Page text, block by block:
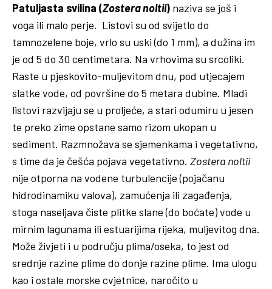
Patuljasta svilina (Zostera noltii) naziva se još i
voga ili malo perje. Listovi su od svijetlo do
tamnozelene boje, vrlo su uski (do 1 mm), a dužina im
je od 5 do 30 centimetara. Na vrhovima su srcoliki.
Raste u pjeskovito-muljevitom dnu, pod utjecajem
slatke vode, od površine do 5 metara dubine. Mladi
listovi razvijaju se u proljeće, a stari odumiru u jesen
te preko zime opstane samo rizom ukopan u
sediment. Razmnožava se sjemenkama i vegetativno,
s time da je češća pojava vegetativno. Zostera noltii
nije otporna na vodene turbulencije (pojačanu
hidrodinamiku valova), zamućenja ili zagađenja,
stoga naseljava čiste plitke slane (do boćate) vode u
mirnim lagunama ili estuarijima rijeka, muljevitog dna.
Može živjeti i u području plima/oseka, to jest od
srednje razine plime do donje razine plime. Ima ulogu
kao i ostale morske cvjetnice, naročito u